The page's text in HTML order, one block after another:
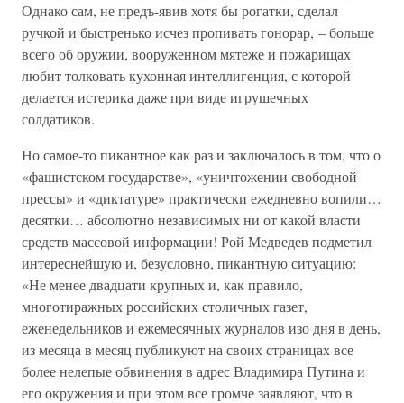
Однако сам, не предъ-явив хотя бы рогатки, сделал
ручкой и быстренько исчез пропивать гонорар, – больше
всего об оружии, вооруженном мятеже и пожарищах
любит толковать кухонная интеллигенция, с которой
делается истерика даже при виде игрушечных
солдатиков.
Но самое-то пикантное как раз и заключалось в том, что о
«фашистском государстве», «уничтожении свободной
прессы» и «диктатуре» практически ежедневно вопили…
десятки… абсолютно независимых ни от какой власти
средств массовой информации! Рой Медведев подметил
интереснейшую и, безусловно, пикантную ситуацию:
«Не менее двадцати крупных и, как правило,
многотиражных российских столичных газет,
еженедельников и ежемесячных журналов изо дня в день,
из месяца в месяц публикуют на своих страницах все
более нелепые обвинения в адрес Владимира Путина и
его окружения и при этом все громче заявляют, что в